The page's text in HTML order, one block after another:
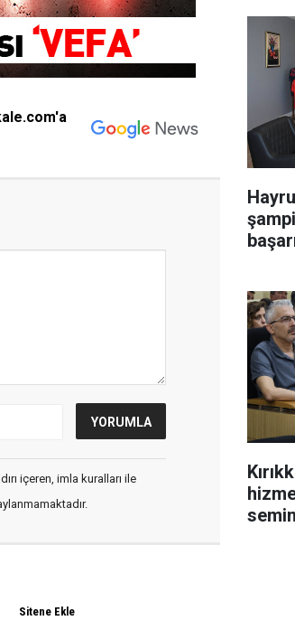
içeren, imla kuralları ile